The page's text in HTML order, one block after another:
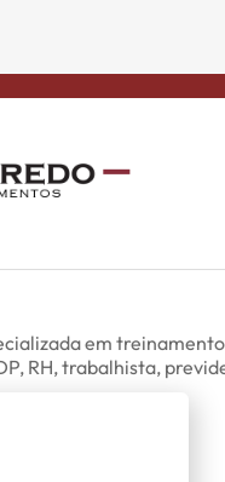
em
RH, trabalhista,